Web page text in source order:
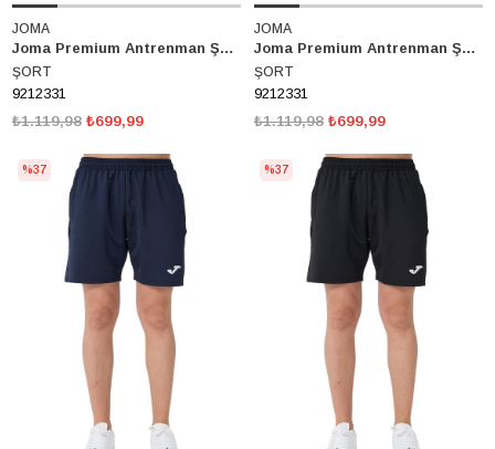
JOMA
Joma Premium Antrenman Şort 9212331
ŞORT
9212331
₺699,99
₺1.119,98
JOMA
Joma Premium Antrenman Şort 9212331
ŞORT
9212331
₺699,99
₺1.119,98
%37 %37